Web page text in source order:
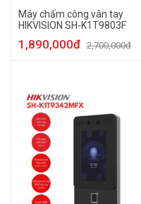
Máy chấm công vân tay
HIKVISION SH-K1T9803F
1,890,000đ 2,700,000đ